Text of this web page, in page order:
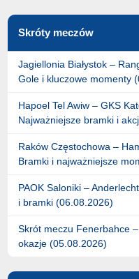
Skróty meczów
Jagiellonia Białystok –
Gole i kluczowe momenty
Hapoel Tel Awiw – GKS
Najważniejsze bramki i
Raków Częstochowa –
Bramki i najważniejsze
PAOK Saloniki –
i bramki (06.08.2026)
Skrót meczu Fenerbahce
okazje (05.08.2026)